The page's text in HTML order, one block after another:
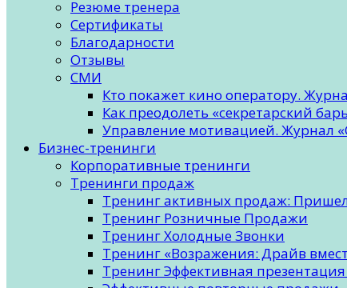
Резюме тренера
Сертификаты
Благодарности
Отзывы
СМИ
Кто покажет кино оператору.
Как преодолеть «секретарский
Управление мотивацией. Журнал
Бизнес-тренинги
Корпоративные тренинги
Тренинги продаж
Тренинг активных продаж:
Тренинг Розничные Продажи
Тренинг Холодные Звонки
Тренинг «Возражения: Драйв
Тренинг Эффективная